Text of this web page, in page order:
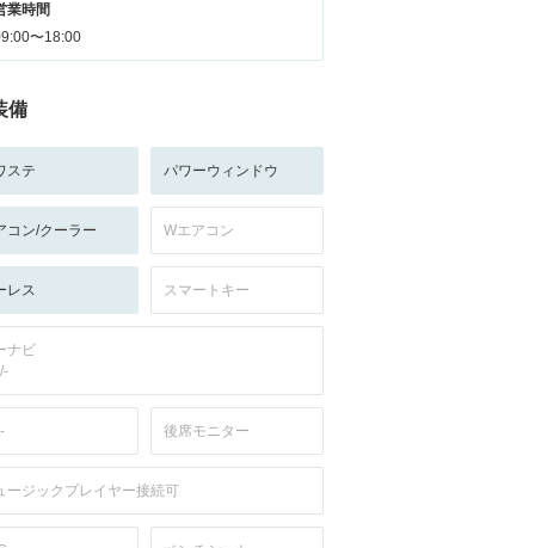
業時間
〜18:00
備
ステ パワーウィンドウ
コン/クーラー Wエアコン
レス スマートキー
ナビ
後席モニター
ージックプレイヤー接続可